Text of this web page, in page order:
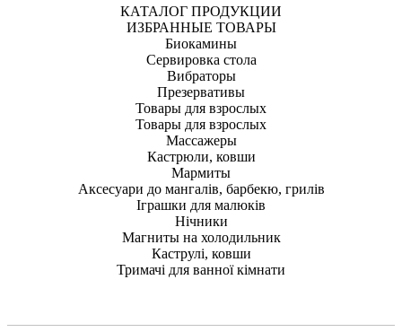
КАТАЛОГ ПРОДУКЦИИ
ИЗБРАННЫЕ ТОВАРЫ
Биокамины
Сервировка стола
Вибраторы
Презервативы
Товары для взрослых
Товары для взрослых
Массажеры
Кастрюли, ковши
Мармиты
Аксесуари до мангалів, барбекю, грилів
Іграшки для малюків
Нічники
Магниты на холодильник
Каструлі, ковши
Тримачі для ванної кімнати